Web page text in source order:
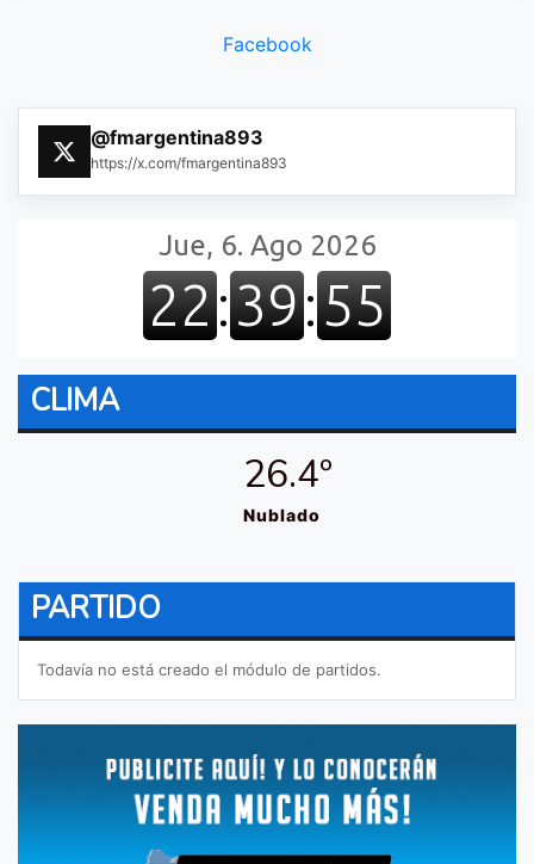
Facebook
@fmargentina893
https://x.com/fmargentina893
CLIMA
26.4º
Nublado
PARTIDO
Todavía no está creado el módulo de partidos.